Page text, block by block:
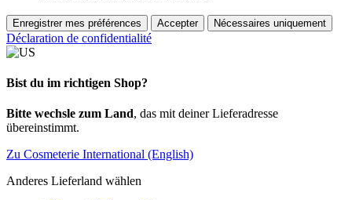
Enregistrer mes préférences Accepter Nécessaires uniquement
Déclaration de confidentialité
Bist du im richtigen Shop?
Bitte wechsle zum Land, das mit deiner Lieferadresse
übereinstimmt.
Zu Cosmeterie International (English)
Anderes Lieferland wählen